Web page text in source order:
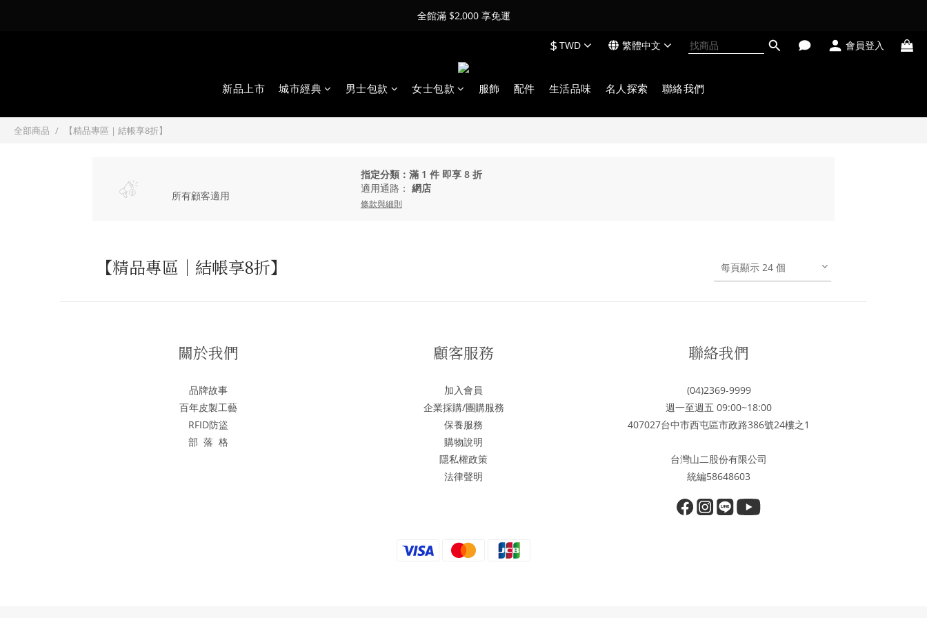
全館滿 $2,000 享免運
$ TWD 繁體中文 會員登入
新品上市 城市經典 男士包款 女士包款 服飾 配件 生活品味 名人探索 聯絡我們
全部商品 【精品專區｜結帳享8折】
所有顧客適用
指定分類：滿 1 件 即享 8 折
適用通路： 網店
條款與細則
【精品專區｜結帳享8折】 每頁顯示 24 個
關於我們
品牌故事
百年皮製工藝
RFID防盜
部 落 格
顧客服務
加入會員
企業採購/團購服務
保養服務
購物說明
隱私權政策
法律聲明
聯絡我們
(04)2369-9999
週一至週五 09:00~18:00
407027台中市西屯區市政路386號24樓之1
台灣山二股份有限公司
統編58648603